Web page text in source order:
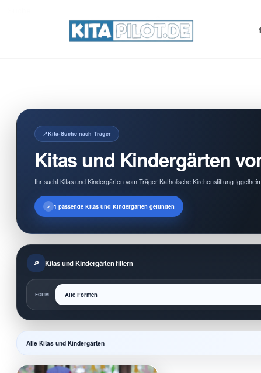
Kita-Suche nach Träger
Kitas und Kindergärten
Ihr sucht Kitas und Kindergärten vom Träger Katholische Kirchenstiftung
1 passende Kitas und Kindergärten gefunden
Kitas und Kindergärten filtern
FORM
Alle Kitas und Kindergärten